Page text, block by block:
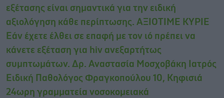
εξέτασης είναι σημαντικά για την ειδική
αξιολόγηση κάθε περίπτωσης. AΞΙΟΤΙΜE KYΡΙΕ
Εάν έχετε έλθει σε επαφή με τον ιό πρέπει να
κάνετε εξέταση για hiv ανεξαρτήτως
συμπτωμάτων. Δρ. Αναστασία Μοσχοβάκη Ιατρός
Ειδική Παθολόγος Φραγκοπούλου 10, Κηφισιά
24ωρη γραμματεία νοσοκομειακά